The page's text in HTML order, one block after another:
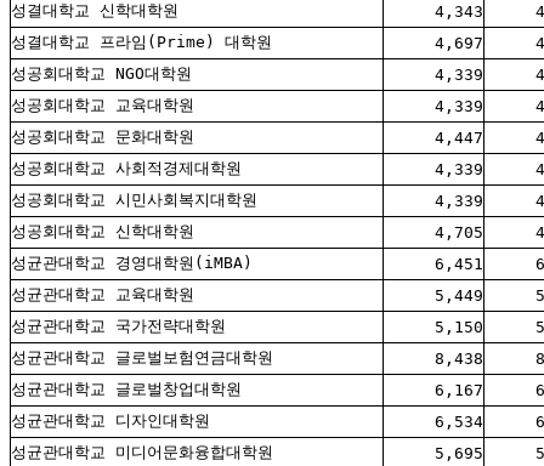
성결대학교 신학대학원
4,343
성결대학교 프라임(Prime) 대학원
4,697
성공회대학교 NGO대학원
4,339
성공회대학교 교육대학원
4,339
성공회대학교 문화대학원
4,447
성공회대학교 사회적경제대학원
4,339
성공회대학교 시민사회복지대학원
4,339
성공회대학교 신학대학원
4,705
성균관대학교 경영대학원(iMBA)
6,451
성균관대학교 교육대학원
5,449
성균관대학교 국가전략대학원
5,150
성균관대학교 글로벌보험연금대학원
8,438
성균관대학교 글로벌창업대학원
6,167
성균관대학교 디자인대학원
6,534
성균관대학교 미디어문화융합대학원
5,695